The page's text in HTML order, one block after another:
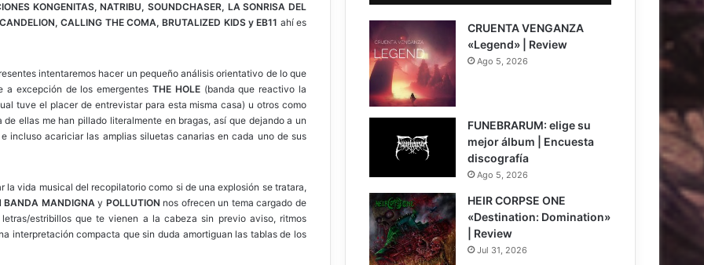
KONGENITAS, NATRIBU, SOUNDCHASER, LA SONRISA DEL
CALLING THE COMA, BRUTALIZED KIDS y EB11 ahí es
intentaremos hacer un pequeño análisis orientativo de lo que
a excepción de los emergentesTHE HOLE(banda que reactivo la
tuve el placer de entrevistar para esta misma casa) u otros como
ellas me han pillado literalmente en bragas, así que dejando a un
incluso acariciar las amplias siluetas canarias en cada uno de sus
la vida musical del recopilatorio como si de una explosión se tratara,
BANDA MANDIGNAy POLLUTION nos ofrecen un tema cargado de
estribillos que te vienen a la cabeza sin previo aviso, ritmos
interpretación compacta que sin duda amortiguan las tablas de los
7
CRUENTA VENGANZA
«Legend» | Review
Ago 5, 2026
FUNEBRARUM: elige su
mejor álbum | Encuesta
discografía
Ago 5, 2026
HEIR CORPSE ONE
«Destination: Domination»
| Review
Jul 31, 2026